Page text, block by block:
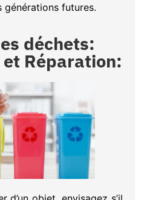
générations futures.
déchets:
Réparation: